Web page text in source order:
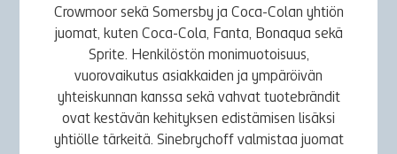
Crowmoor sekä Somersby ja Coca-Colan yhtiön
juomat, kuten Coca-Cola, Fanta, Bonaqua sekä
Sprite. Henkilöstön monimuotoisuus,
vuorovaikutus asiakkaiden ja ympäröivän
yhteiskunnan kanssa sekä vahvat tuotebrändit
ovat kestävän kehityksen edistämisen lisäksi
yhtiölle tärkeitä. Sinebrychoff valmistaa juomat